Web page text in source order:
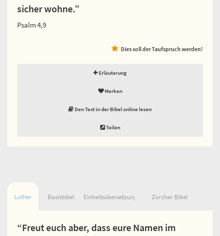
sicher wohne.”
Psalm 4,9
Dies soll der Taufspruch werden!
Erläuterung
Merken
Den Text in der Bibel online lesen
Teilen
Luther Basisbibel Einheitsübersetzung Zürcher Bibel
“Freut euch aber, dass eure Namen im